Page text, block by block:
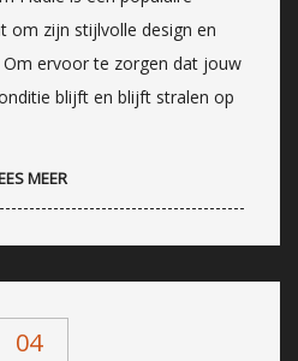
om zijn stijlvolle design en
ervoor te zorgen dat jouw
blijft en blijft stralen op
MEER
04